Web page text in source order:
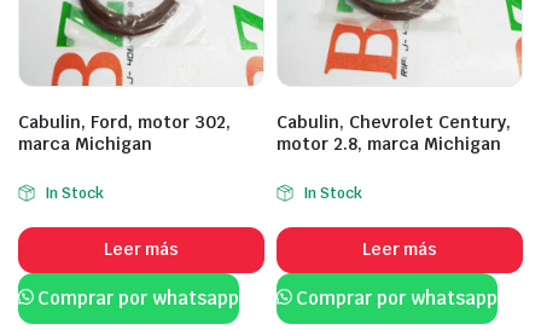
Cabulin, Ford, motor 302,
marca Michigan
In Stock
Leer más
Comprar por whatsapp
Cabulin, Chevrolet Century,
motor 2.8, marca Michigan
In Stock
Leer más
Comprar por whatsapp